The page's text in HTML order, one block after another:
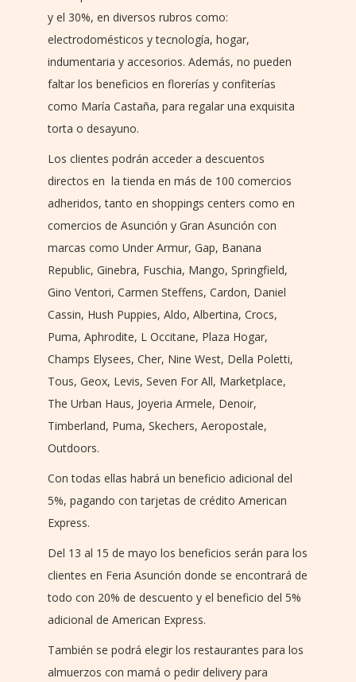
y el 30%, en diversos rubros como:
electrodomésticos y tecnología, hogar,
indumentaria y accesorios. Además, no pueden
faltar los beneficios en florerías y confiterías
como María Castaña, para regalar una exquisita
torta o desayuno.
Los clientes podrán acceder a descuentos
directos en la tienda en más de 100 comercios
adheridos, tanto en shoppings centers como en
comercios de Asunción y Gran Asunción con
marcas como Under Armur, Gap, Banana
Republic, Ginebra, Fuschia, Mango, Springfield,
Gino Ventori, Carmen Steffens, Cardon, Daniel
Cassin, Hush Puppies, Aldo, Albertina, Crocs,
Puma, Aphrodite, L Occitane, Plaza Hogar,
Champs Elysees, Cher, Nine West, Della Poletti,
Tous, Geox, Levis, Seven For All, Marketplace,
The Urban Haus, Joyeria Armele, Denoir,
Timberland, Puma, Skechers, Aeropostale,
Outdoors.
Con todas ellas habrá un beneficio adicional del
5%, pagando con tarjetas de crédito American
Express.
Del 13 al 15 de mayo los beneficios serán para los
clientes en Feria Asunción donde se encontrará de
todo con 20% de descuento y el beneficio del 5%
adicional de American Express.
También se podrá elegir los restaurantes para los
almuerzos con mamá o pedir delivery para